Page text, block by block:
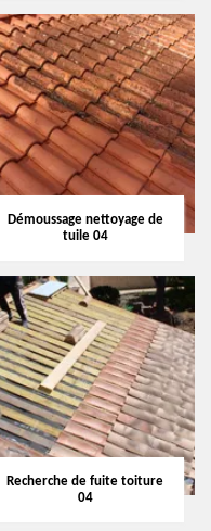
Démoussage nettoyage de
tuile 04
Recherche de fuite toiture
04